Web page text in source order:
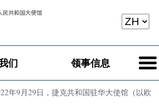
们 领事信息
年9月29日，捷克共和国驻华大使馆（以欧